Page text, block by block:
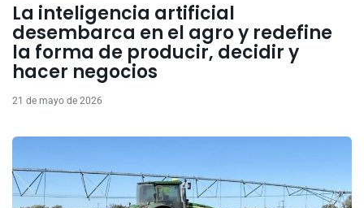
La inteligencia artificial
desembarca en el agro y redefine
la forma de producir, decidir y
hacer negocios
21 de mayo de 2026